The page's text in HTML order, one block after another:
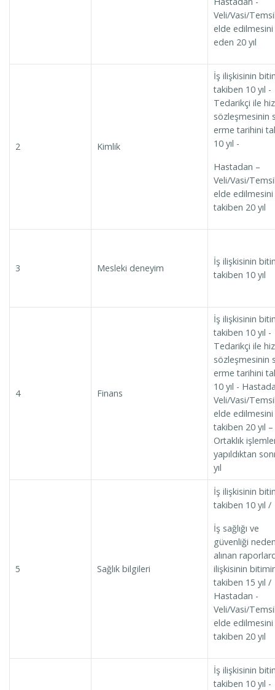
Veli/Vasi/
elde
eden 20 yıl
2 Kimlik
İş ilişkisinin
takiben 10 yıl -
Tedarikçi ile
sözleşmesinin
erme tarihini
10 yıl -
Hastadan –
Veli/Vasi/
elde edilmesini
takiben 20 yıl
3 Mesleki deneyim
İş ilişkisinin
takiben 10 yıl
4 Finans
İş ilişkisinin
takiben 10 yıl -
Tedarikçi ile
sözleşmesinin
erme tarihini
10 yıl -
Veli/Vasi/
elde edilmesini
takiben 20 yıl –
Ortaklık
yapıldıktan
yıl
5 Sağlık bilgileri
İş ilişkisinin
takiben 10 yıl /
İş sağlığı ve
güvenliği
alınan
ilişkisinin
takiben 15 yıl /
Hastadan -
Veli/Vasi/
elde edilmesini
takiben 20 yıl
İş ilişkisinin
takiben 10 yıl -